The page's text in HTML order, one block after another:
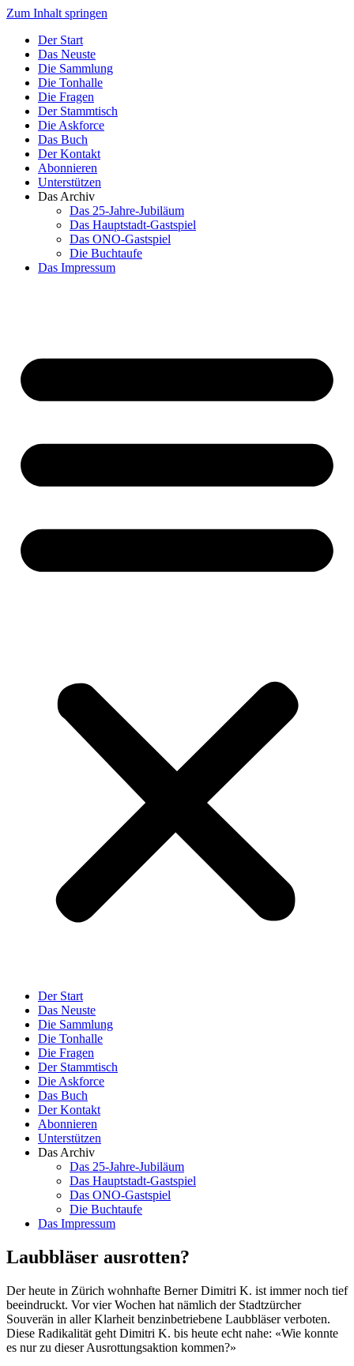
Zum Inhalt springen
Der Start
Das Neuste
Die Sammlung
Die Tonhalle
Die Fragen
Der Stammtisch
Die Askforce
Das Buch
Der Kontakt
Abonnieren
Unterstützen
Das Archiv
Das 25-Jahre-Jubiläum
Das Hauptstadt-Gastspiel
Das ONO-Gastspiel
Die Buchtaufe
Das Impressum
Der Start
Das Neuste
Die Sammlung
Die Tonhalle
Die Fragen
Der Stammtisch
Die Askforce
Das Buch
Der Kontakt
Abonnieren
Unterstützen
Das Archiv
Das 25-Jahre-Jubiläum
Das Hauptstadt-Gastspiel
Das ONO-Gastspiel
Die Buchtaufe
Das Impressum
Laubbläser ausrotten?
Der heute in Zürich wohnhafte Berner Dimitri K. ist immer noch tief
beeindruckt. Vor vier Wochen hat nämlich der Stadtzürcher
Souverän in aller Klarheit benzin­betriebene Laubbläser verboten.
Diese Radikalität geht Dimitri K. bis heute echt nahe: «Wie konnte
es nur zu dieser Ausrottungsaktion kommen?»